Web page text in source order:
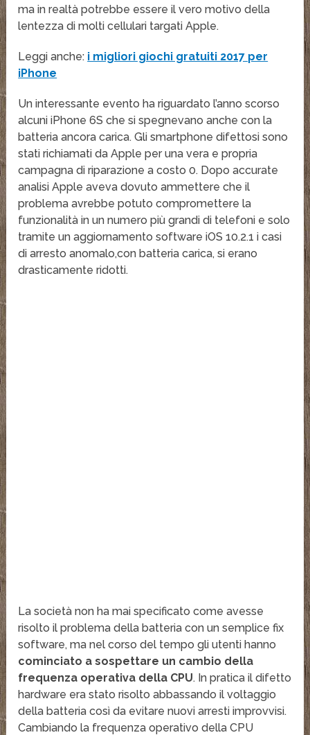
ma in realtà potrebbe essere il vero motivo della
lentezza di molti cellulari targati Apple.
Leggi anche: i migliori giochi gratuiti 2017 per
iPhone
Un interessante evento ha riguardato l’anno scorso
alcuni iPhone 6S che si spegnevano anche con la
batteria ancora carica. Gli smartphone difettosi sono
stati richiamati da Apple per una vera e propria
campagna di riparazione a costo 0. Dopo accurate
analisi Apple aveva dovuto ammettere che il
problema avrebbe potuto compromettere la
funzionalità in un numero più grandi di telefoni e solo
tramite un aggiornamento software iOS 10.2.1 i casi
di arresto anomalo,con batteria carica, si erano
drasticamente ridotti.
La società non ha mai specificato come avesse
risolto il problema della batteria con un semplice fix
software, ma nel corso del tempo gli utenti hanno
cominciato a sospettare un cambio della
frequenza operativa della CPU. In pratica il difetto
hardware era stato risolto abbassando il voltaggio
della batteria così da evitare nuovi arresti improvvisi.
Cambiando la frequenza operativo della CPU